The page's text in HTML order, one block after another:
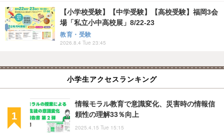
【小学校受験】【中学受験】【高校受験】福岡3会
場「私立小中高校展」8/22-23
教育・受験
2026.8.4 Tue 23:45
小学生アクセスランキング
情報モラル教育で意識変化、災害時の情報信
頼性の理解33％向上
2025.4.15 Tue 15:15